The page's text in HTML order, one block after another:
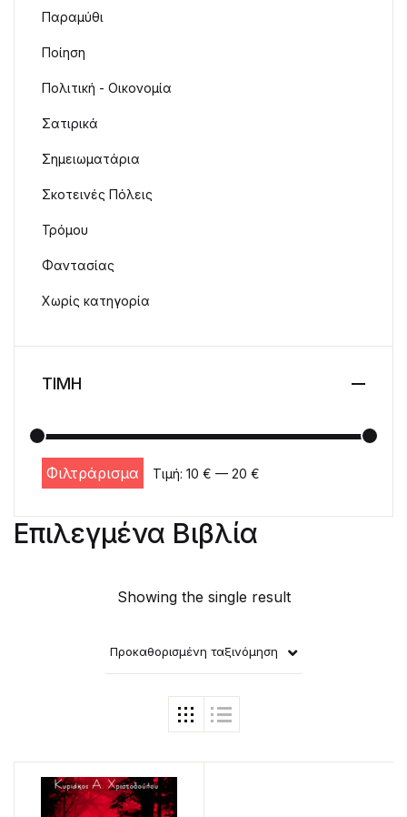
Επιλεγμένα Βιβλία
Showing the single result
Προκαθορισμένη ταξινόμηση
Παραμύθι
Ποίηση
Πολιτική - Οικονομία
Σατιρικά
Σημειωματάρια
Σκοτεινές Πόλεις
Τρόμου
Φαντασίας
Χωρίς κατηγορία
ΤΙΜΗ
Ελάχιστη τιμή
Μέγιστη τιμή
Φιλτράρισμα Τιμή: 10 € — 20 €